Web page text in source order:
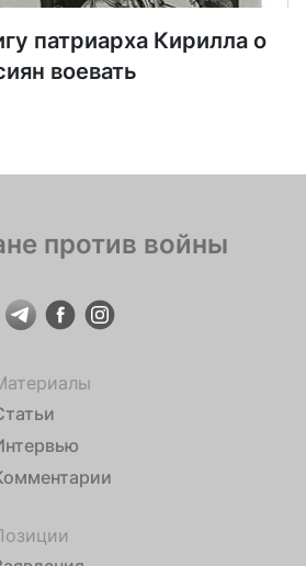
патриарха Кирилла о
воевать
против войны